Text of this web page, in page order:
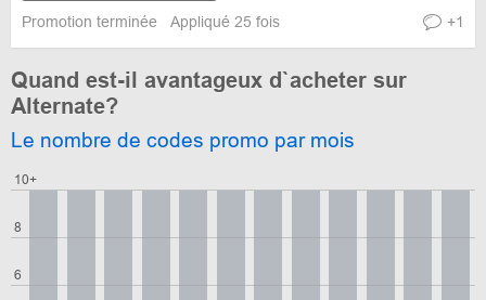
Promotion terminée Appliqué 25 fois +1
Quand est-il avantageux d`acheter sur
Alternate?
Le nombre de codes promo par mois
6
8
10+